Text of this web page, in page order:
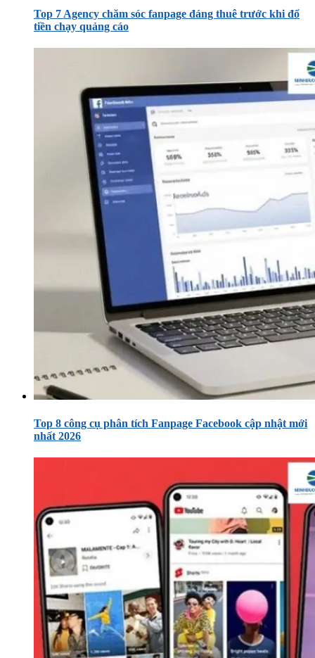
Top 7 Agency chăm sóc fanpage đáng thuê trước khi đổ
tiền chạy quảng cáo
Top 8 công cụ phân tích Fanpage Facebook cập nhật mới
nhất 2026